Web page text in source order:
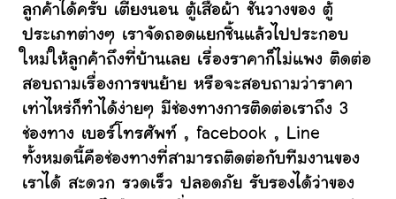
ลูกค้าได้ครับ เตียงนอน ตู้เสื้อผ้า ชั้นวางของ ตู้
ประเภทต่างๆ เราจัดถอดแยกชิ้นแล้วไปประกอบ
ใหม่ให้ลูกค้าถึงที่บ้านเลย เรื่องราคาก็ไม่แพง ติดต่อ
สอบถามเรื่องการขนย้าย หรือจะสอบถามว่าราคา
เท่าไหร่ก็ทำได้ง่ายๆ มีช่องทางการติดต่อเราถึง 3
ช่องทาง เบอร์โทรศัพท์ , facebook , Line
ทั้งหมดนี้คือช่องทางที่สามารถติดต่อกับทีมงานของ
เราได้ สะดวก รวดเร็ว ปลอดภัย รับรองได้ว่าของ